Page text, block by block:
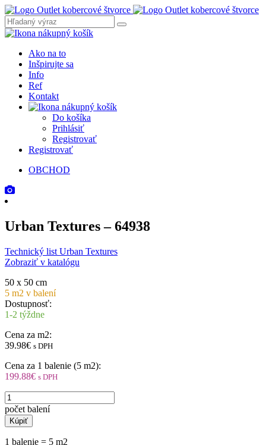
Ako na to
Inšpirujte sa
Info
Ref
Kontakt
Do košíka
Prihlásiť
Registrovať
Registrovať
OBCHOD
Urban Textures – 64938
Technický list Urban Textures
Zobraziť v katalógu
50 x 50 cm
5 m2 v balení
Dostupnosť:
1-2 týždne
Cena za m2:
39.98€ s DPH
Cena za 1 balenie (5 m2):
199.88€ s DPH
Kúpiť
1 balenie = 5 m2